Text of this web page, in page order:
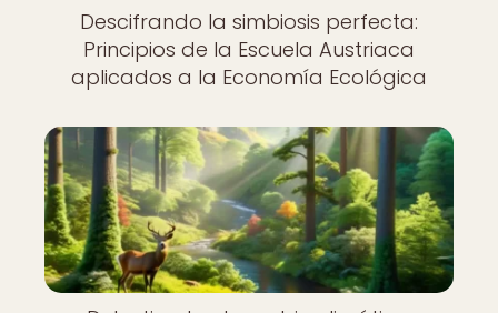
Descifrando la simbiosis perfecta:
Principios de la Escuela Austriaca
aplicados a la Economía Ecológica